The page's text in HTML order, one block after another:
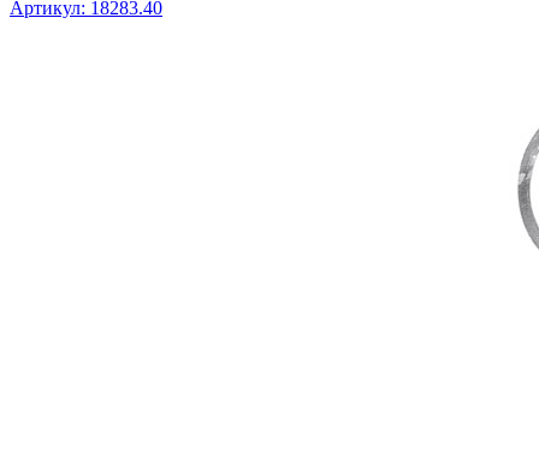
Артикул: 18283.40